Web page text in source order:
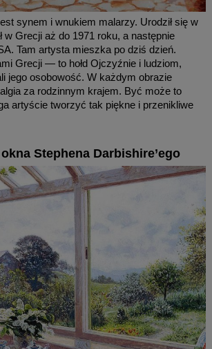
synem i wnukiem malarzy. Urodził się w
w Grecji aż do 1971 roku, a następnie
Tam artysta mieszka po dziś dzień.
Grecji — to hołd Ojczyźnie i ludziom,
jego osobowość. W każdym obrazie
za rodzinnym krajem. Być może to
artyście tworzyć tak piękne i przenikliwe
Stephena Darbishire’ego